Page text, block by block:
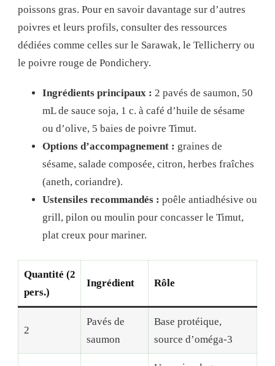
poissons gras. Pour en savoir davantage sur d’autres
poivres et leurs profils, consulter des ressources
dédiées comme celles sur le Sarawak, le Tellicherry ou
le poivre rouge de Pondichery.
Ingrédients principaux : 2 pavés de saumon, 50
mL de sauce soja, 1 c. à café d’huile de sésame
ou d’olive, 5 baies de poivre Timut.
Options d’accompagnement : graines de
sésame, salade composée, citron, herbes fraîches
(aneth, coriandre).
Ustensiles recommandés : poêle antiadhésive ou
grill, pilon ou moulin pour concasser le Timut,
plat creux pour mariner.
Quantité (2
pers.)
Ingrédient Rôle
2
Pavés de
saumon
Base protéique,
source d’oméga-3